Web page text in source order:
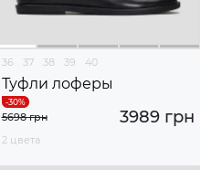
36 37 38 39 40
Туфли лоферы
3989 грн
5698 грн
2 цвета